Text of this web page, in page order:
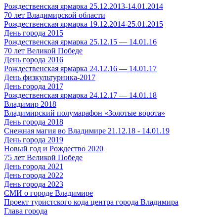
Рождественская ярмарка 25.12.2013-14.01.2014
70 лет Владимирской области
Рождественская ярмарка 19.12.2014-25.01.2015
День города 2015
Рождественская ярмарка 25.12.15 — 14.01.16
70 лет Великой Победе
День города 2016
Рождественская ярмарка 24.12.16 — 14.01.17
День физкультурника-2017
День города 2017
Рождественская ярмарка 24.12.17 — 14.01.18
Владимир 2018
Владимирский полумарафон «Золотые ворота»
День города 2018
Снежная магия во Владимире 21.12.18 - 14.01.19
День города 2019
Новый год и Рождество 2020
75 лет Великой Победе
День города 2021
День города 2022
День города 2023
СМИ о городе Владимире
Проект туристского кода центра города Владимира
Глава города